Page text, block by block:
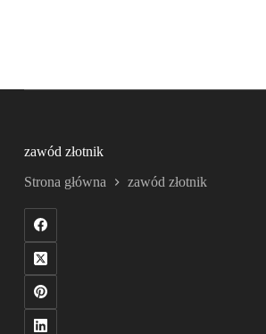
zawód złotnik
Strona główna zawód złotnik